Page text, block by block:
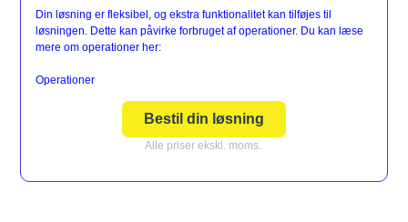
Din løsning er fleksibel, og ekstra funktionalitet kan tilføjes til
løsningen. Dette kan påvirke forbruget af operationer. Du kan læse
mere om operationer her:
Operationer
Bestil din løsning
Alle priser ekskl. moms.